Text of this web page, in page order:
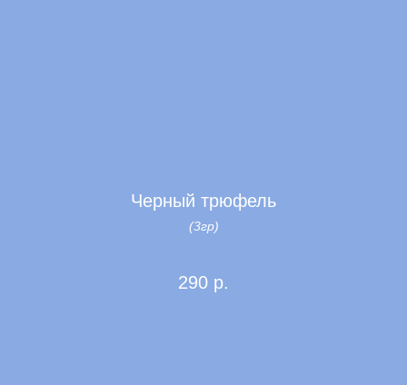
Черный трюфель
(3гр)
290 р.